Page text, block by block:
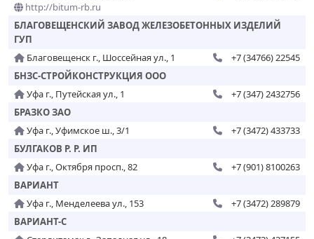
http://bitum-rb.ru
БЛАГОВЕЩЕНСКИЙ ЗАВОД ЖЕЛЕЗОБЕТОННЫХ ИЗДЕЛИЙ
ГУП
Благовещенск г., Шоссейная ул., 1
+7 (34766) 22545
БНЗС-СТРОЙКОНСТРУКЦИЯ ООО
Уфа г., Путейская ул., 1
+7 (347) 2432756
БРАЗКО ЗАО
Уфа г., Уфимское ш., 3/1
+7 (3472) 433733
БУЛГАКОВ Р. Р. ИП
Уфа г., Октября просп., 82
+7 (901) 8100263
ВАРИАНТ
Уфа г., Менделеева ул., 153
+7 (3472) 289879
ВАРИАНТ-С